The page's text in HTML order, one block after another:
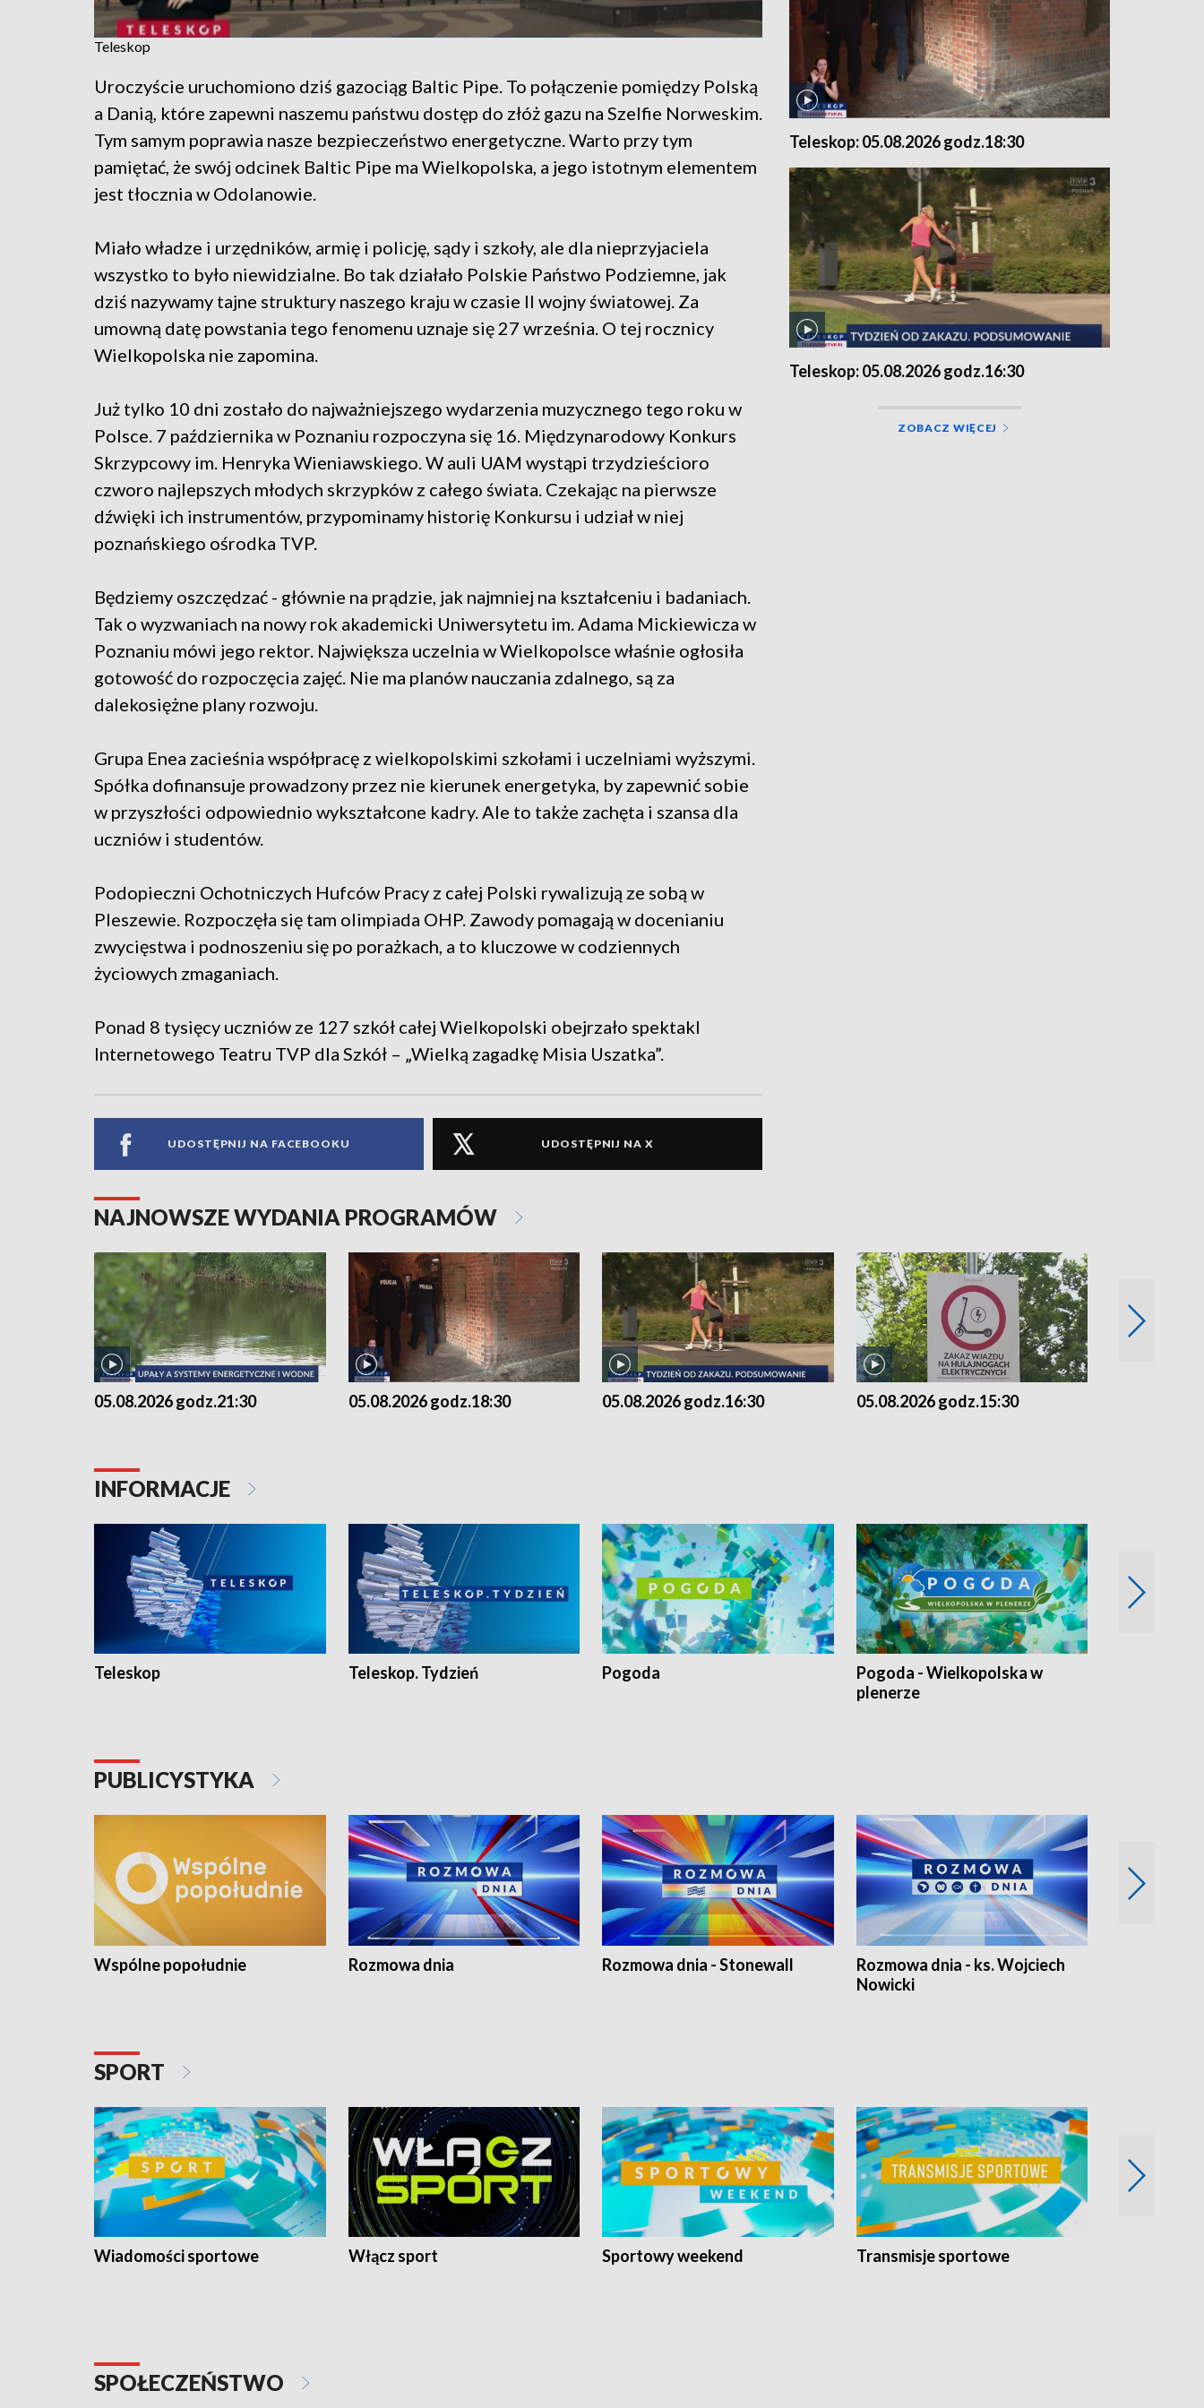
Teleskop
Uroczyście uruchomiono dziś gazociąg Baltic Pipe. To połączenie pomiędzy Polską
a Danią, które zapewni naszemu państwu dostęp do złóż gazu na Szelfie Norweskim.
Tym samym poprawia nasze bezpieczeństwo energetyczne. Warto przy tym
pamiętać, że swój odcinek Baltic Pipe ma Wielkopolska, a jego istotnym elementem
jest tłocznia w Odolanowie.
Miało władze i urzędników, armię i policję, sądy i szkoły, ale dla nieprzyjaciela
wszystko to było niewidzialne. Bo tak działało Polskie Państwo Podziemne, jak
dziś nazywamy tajne struktury naszego kraju w czasie II wojny światowej. Za
umowną datę powstania tego fenomenu uznaje się 27 września. O tej rocznicy
Wielkopolska nie zapomina.
Już tylko 10 dni zostało do najważniejszego wydarzenia muzycznego tego roku w
Polsce. 7 października w Poznaniu rozpoczyna się 16. Międzynarodowy Konkurs
Skrzypcowy im. Henryka Wieniawskiego. W auli UAM wystąpi trzydzieścioro
czworo najlepszych młodych skrzypków z całego świata. Czekając na pierwsze
dźwięki ich instrumentów, przypominamy historię Konkursu i udział w niej
poznańskiego ośrodka TVP.
Będziemy oszczędzać - głównie na prądzie, jak najmniej na kształceniu i badaniach.
Tak o wyzwaniach na nowy rok akademicki Uniwersytetu im. Adama Mickiewicza w
Poznaniu mówi jego rektor. Największa uczelnia w Wielkopolsce właśnie ogłosiła
gotowość do rozpoczęcia zajęć. Nie ma planów nauczania zdalnego, są za
dalekosiężne plany rozwoju.
Grupa Enea zacieśnia współpracę z wielkopolskimi szkołami i uczelniami wyższymi.
Spółka dofinansuje prowadzony przez nie kierunek energetyka, by zapewnić sobie
w przyszłości odpowiednio wykształcone kadry. Ale to także zachęta i szansa dla
uczniów i studentów.
Podopieczni Ochotniczych Hufców Pracy z całej Polski rywalizują ze sobą w
Pleszewie. Rozpoczęła się tam olimpiada OHP. Zawody pomagają w docenianiu
zwycięstwa i podnoszeniu się po porażkach, a to kluczowe w codziennych
życiowych zmaganiach.
Ponad 8 tysięcy uczniów ze 127 szkół całej Wielkopolski obejrzało spektakl
Internetowego Teatru TVP dla Szkół – „Wielką zagadkę Misia Uszatka”.
UDOSTĘPNIJ NA FACEBOOKU UDOSTĘPNIJ NA X
Teleskop: 05.08.2026 godz.18:30
Teleskop: 05.08.2026 godz.16:30
ZOBACZ WIĘCEJ
NAJNOWSZE WYDANIA PROGRAMÓW
05.08.2026 godz.21:30 05.08.2026 godz.18:30 05.08.2026 godz.16:30 05.08.2026 godz.15:30
INFORMACJE
Teleskop Teleskop. Tydzień Pogoda
Pogoda - Wielkopolska w
plenerze
PUBLICYSTYKA
Wspólne popołudnie Rozmowa dnia Rozmowa dnia - Stonewall
Rozmowa dnia - ks. Wojciech
Nowicki
SPORT
Wiadomości sportowe Włącz sport Sportowy weekend Transmisje sportowe
SPOŁECZEŃSTWO